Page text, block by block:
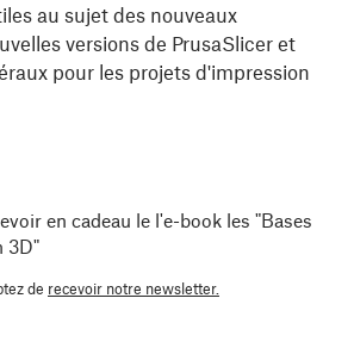
au sujet des nouveaux
versions de PrusaSlicer et
pour les projets d'impression
en cadeau le l'e-book les "Bases
3D"
de recevoir notre newsletter.